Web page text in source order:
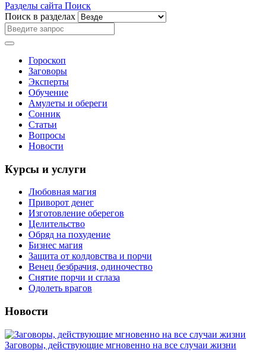
Разделы сайта Поиск
Поиск в разделах
Гороскоп
Заговоры
Эксперты
Обучение
Амулеты и обереги
Сонник
Статьи
Вопросы
Новости
Курсы и услуги
Любовная магия
Приворот денег
Изготовление оберегов
Целительство
Обряд на похудение
Бизнес магия
Защита от колдовства и порчи
Венец безбрачия, одиночество
Снятие порчи и сглаза
Одолеть врагов
Новости
Заговоры, действующие мгновенно на все случаи жизни